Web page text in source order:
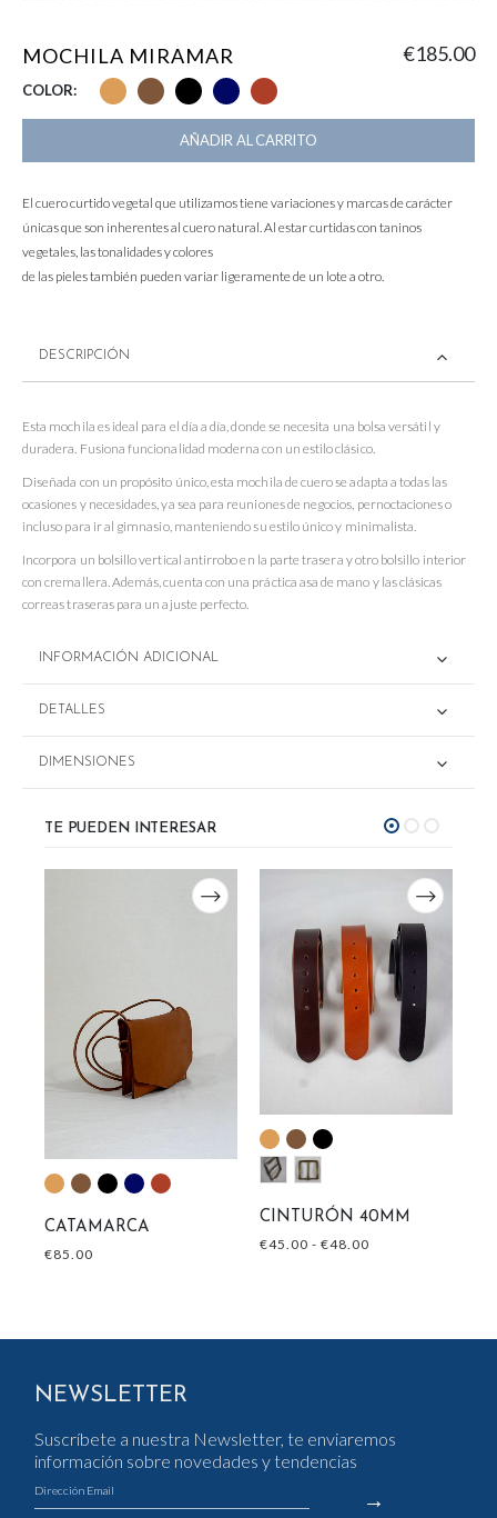
MOCHILA MIRAMAR €185.00
COLOR
AÑADIR AL CARRITO
El cuero curtido vegetal que utilizamos tiene variaciones y marcas de carácter
únicas que son inherentes al cuero natural. Al estar curtidas con taninos
vegetales, las tonalidades y colores
de las pieles también pueden variar ligeramente de un lote a otro.
DESCRIPCIÓN
Esta mochila es ideal para el día a día, donde se necesita una bolsa versátil y
duradera. Fusiona funcionalidad moderna con un estilo clásico.
Diseñada con un propósito único, esta mochila de cuero se adapta a todas las
ocasiones y necesidades, ya sea para reuniones de negocios, pernoctaciones o
incluso para ir al gimnasio, manteniendo su estilo único y minimalista.
Incorpora un bolsillo vertical antirrobo en la parte trasera y otro bolsillo interior
con cremallera. Además, cuenta con una práctica asa de mano y las clásicas
correas traseras para un ajuste perfecto.
INFORMACIÓN ADICIONAL
DETALLES
DIMENSIONES
TE PUEDEN INTERESAR
CATAMARCA
€85.00
CINTURÓN 40MM
€45.00 - €48.00
NEWSLETTER
Suscríbete a nuestra Newsletter, te enviaremos
información sobre novedades y tendencias